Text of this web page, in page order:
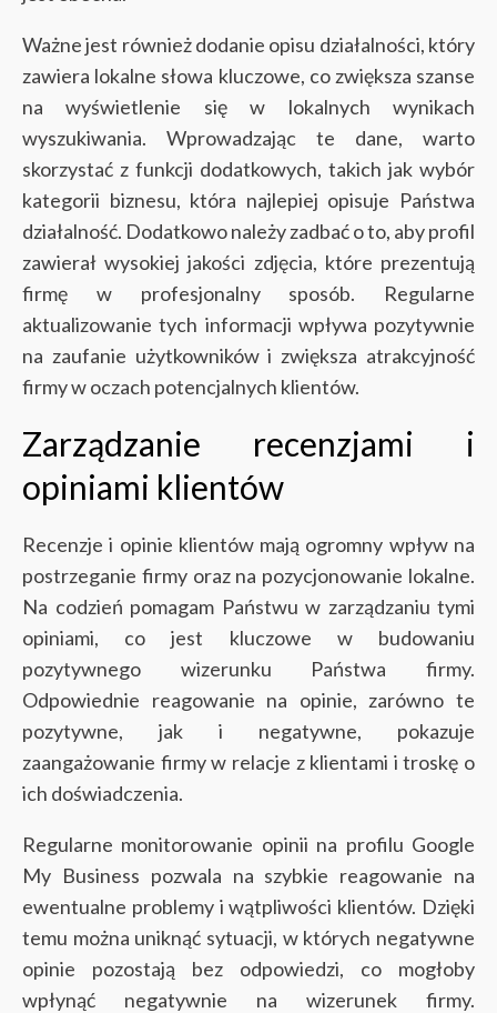
Ważne jest również dodanie opisu działalności, który
zawiera lokalne słowa kluczowe, co zwiększa szanse
na wyświetlenie się w lokalnych wynikach
wyszukiwania. Wprowadzając te dane, warto
skorzystać z funkcji dodatkowych, takich jak wybór
kategorii biznesu, która najlepiej opisuje Państwa
działalność. Dodatkowo należy zadbać o to, aby profil
zawierał wysokiej jakości zdjęcia, które prezentują
firmę w profesjonalny sposób. Regularne
aktualizowanie tych informacji wpływa pozytywnie
na zaufanie użytkowników i zwiększa atrakcyjność
firmy w oczach potencjalnych klientów.
Zarządzanie recenzjami i
opiniami klientów
Recenzje i opinie klientów mają ogromny wpływ na
postrzeganie firmy oraz na pozycjonowanie lokalne.
Na codzień pomagam Państwu w zarządzaniu tymi
opiniami, co jest kluczowe w budowaniu
pozytywnego wizerunku Państwa firmy.
Odpowiednie reagowanie na opinie, zarówno te
pozytywne, jak i negatywne, pokazuje
zaangażowanie firmy w relacje z klientami i troskę o
ich doświadczenia.
Regularne monitorowanie opinii na profilu Google
My Business pozwala na szybkie reagowanie na
ewentualne problemy i wątpliwości klientów. Dzięki
temu można uniknąć sytuacji, w których negatywne
opinie pozostają bez odpowiedzi, co mogłoby
wpłynąć negatywnie na wizerunek firmy.